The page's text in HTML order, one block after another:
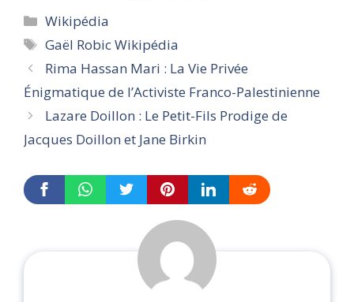
Categories
Wikipédia
Tags
Gaël Robic Wikipédia
Rima Hassan Mari : La Vie Privée
Énigmatique de l’Activiste Franco-Palestinienne
Lazare Doillon : Le Petit-Fils Prodige de
Jacques Doillon et Jane Birkin